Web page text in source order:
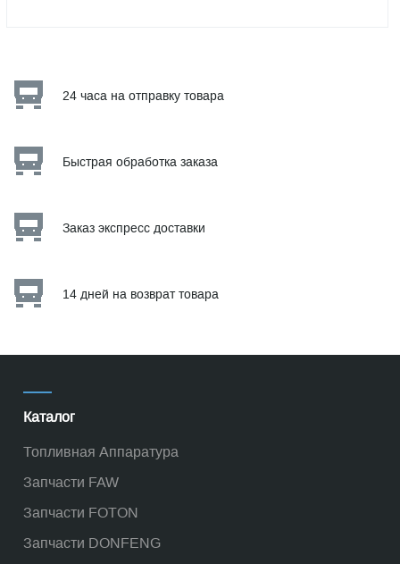
24 часа на отправку товара
Быстрая обработка заказа
Заказ экспресс доставки
14 дней на возврат товара
Каталог
Топливная Аппаратура
Запчасти FAW
Запчасти FOTON
Запчасти DONFENG